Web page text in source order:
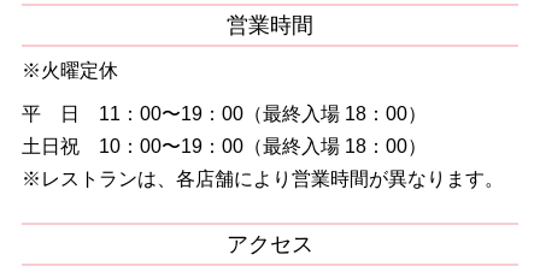
営業時間
※火曜定休
平 日 11：00〜19：00（最終入場 18：00）
土日祝 10：00〜19：00（最終入場 18：00）
※レストランは、各店舗により営業時間が異なります。
アクセス